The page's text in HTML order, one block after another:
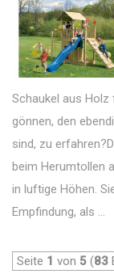
Schaukel aus Holz
gönnen, den
sind, zu
beim Herumtollen
in luftige Höhen.
Empfindung, als ...
Seite 1 von 5 (83